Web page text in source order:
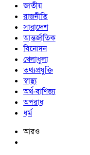
জাতীয়
রাজনীতি
সারাদেশ
আন্তর্জাতিক
বিনোদন
খেলাধুলা
তথ্যপ্রযুক্তি
স্বাস্থ্য
অর্থ-বাণিজ্য
অপরাধ
ধর্ম
আরও